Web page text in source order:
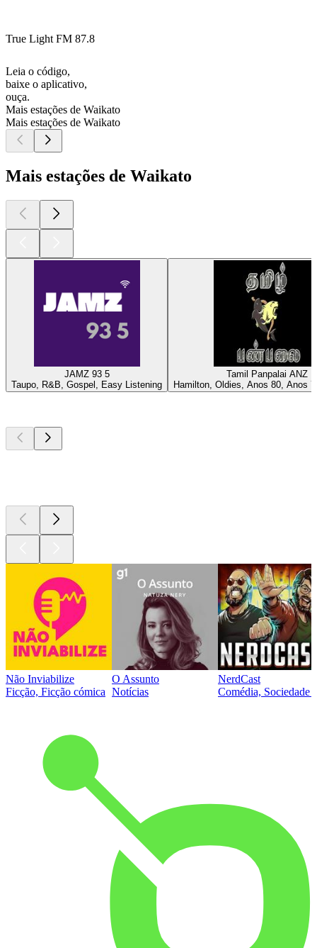
True Light FM 87.8
Leia o código,
baixe o aplicativo,
ouça.
Mais estações de Waikato
Mais estações de Waikato
Mais estações de Waikato
JAMZ 93 5
Taupo, R&B, Gospel, Easy Listening
Tamil Panpalai ANZ
Hamilton, Oldies, Anos 80, Anos
Não Inviabilize
Ficção, Ficção cómica
O Assunto
Notícias
NerdCast
Comédia, Sociedade